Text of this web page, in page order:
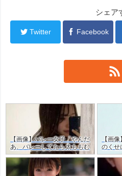
シェア
Twitter Facebook
【画像】バレー女子「やんだ
あ、バレーしてたら太ももむ
ちむちやん…」ｗｗ
【画
のくせ